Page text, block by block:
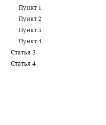
Пункт 1
Пункт 2
Пункт 3
Пункт 4
Статья 3
Статья 4